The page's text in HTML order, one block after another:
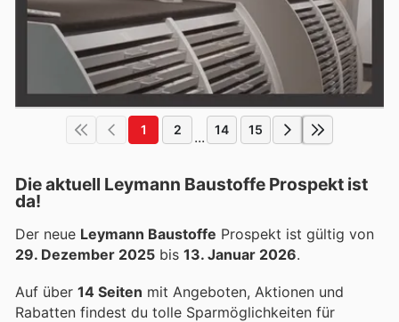
1 2 ... 14 15
Die aktuell Leymann Baustoffe Prospekt ist
da!
Der neue Leymann Baustoffe Prospekt ist gültig von
29. Dezember 2025 bis 13. Januar 2026.
Auf über 14 Seiten mit Angeboten, Aktionen und
Rabatten findest du tolle Sparmöglichkeiten für